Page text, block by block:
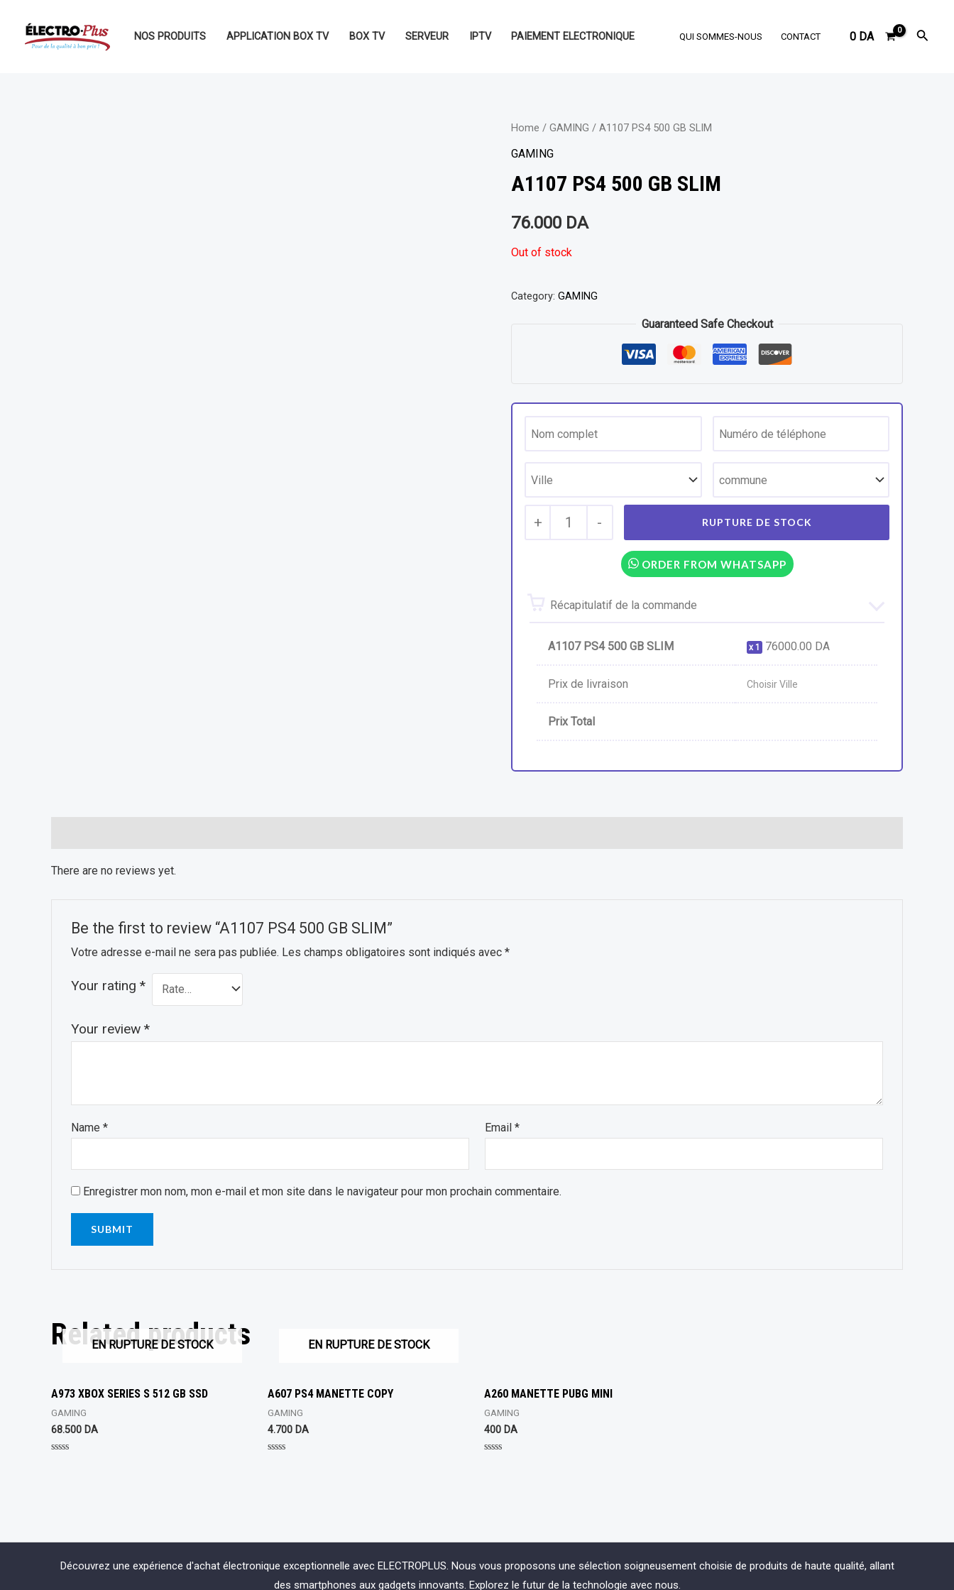
contenu
NOS PRODUITS APPLICATION BOX TV BOX TV SERVEUR IPTV PAIEMENT ELECTRONIQUE QUI SOMMES-NOUS CONTACT 0 DA
Home / GAMING / A1107 PS4 500 GB SLIM
GAMING
A1107 PS4 500 GB SLIM
76.000 DA
Out of stock
Category: GAMING
Guaranteed Safe Checkout
+ 1 -
ORDER FROM WHATSAPP
Récapitulatif de la commande
A1107 PS4 500 GB SLIM 1 76000.00 DA
Prix de livraison Choisir Ville
Prix Total
There are no reviews yet.
Be the first to review “A1107 PS4 500 GB SLIM”
Votre adresse e-mail ne sera pas publiée. Les champs obligatoires sont indiqués avec *
Your rating *
Your review *
Name * Email*
Enregistrer mon nom, mon e-mail et mon site dans le navigateur pour mon prochain commentaire.
Related products
EN RUPTURE DE STOCK
A973 XBOX SERIES S 512 GB SSD
GAMING
68.500 DA
EN RUPTURE DE STOCK
A607 PS4 MANETTE COPY
GAMING
4.700 DA
A260 MANETTE PUBG MINI
GAMING
400 DA
Découvrez une expérience d'achat électronique exceptionnelle avec ELECTROPLUS. Nous vous proposons une sélection soigneusement choisie de produits de haute qualité, allant
des smartphones aux gadgets innovants. Explorez le futur de la technologie avec nous.